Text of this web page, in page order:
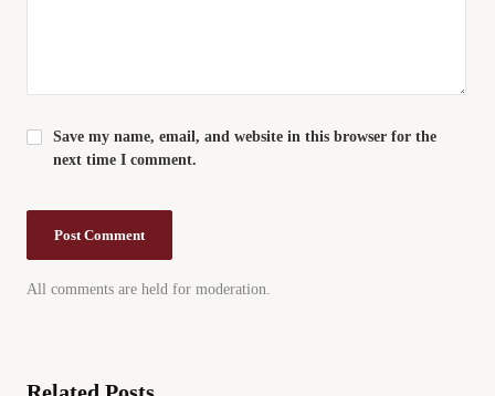
All comments are held for moderation.
Save my name, email, and website in this browser for the
next time I comment.